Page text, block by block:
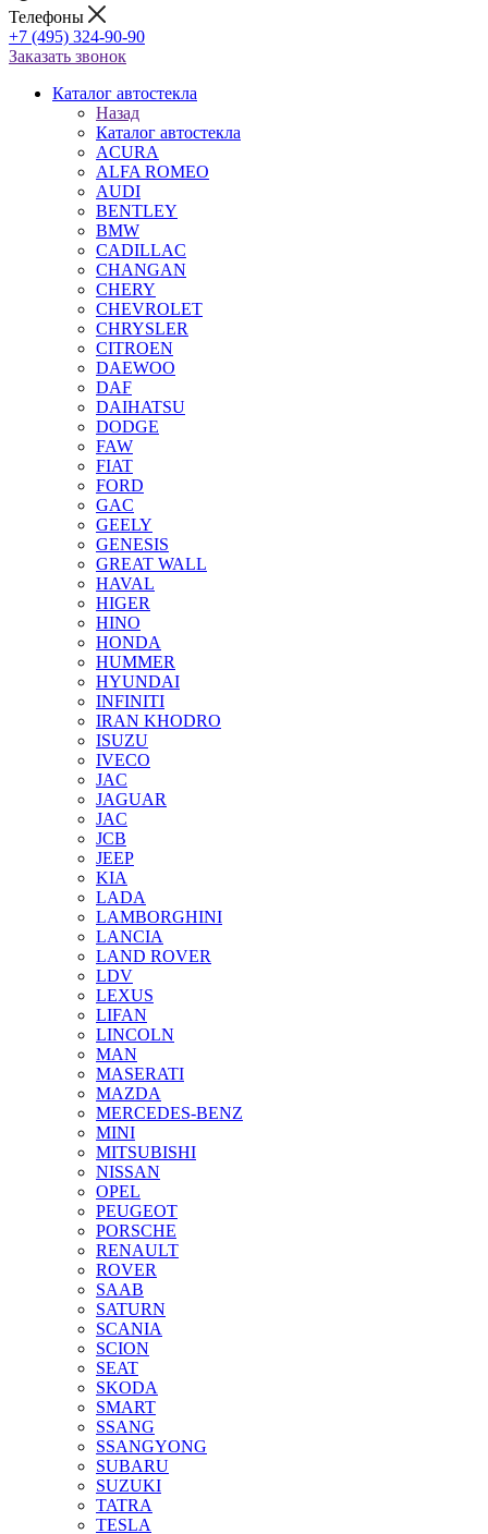
Телефоны
+7 (495) 324-90-90
Заказать звонок
Каталог автостекла
Назад
Каталог автостекла
ACURA
ALFA ROMEO
AUDI
BENTLEY
BMW
CADILLAC
CHANGAN
CHERY
CHEVROLET
CHRYSLER
CITROEN
DAEWOO
DAF
DAIHATSU
DODGE
FAW
FIAT
FORD
GAC
GEELY
GENESIS
GREAT WALL
HAVAL
HIGER
HINO
HONDA
HUMMER
HYUNDAI
INFINITI
IRAN KHODRO
ISUZU
IVECO
JAC
JAGUAR
JAС
JCB
JEEP
KIA
LADA
LAMBORGHINI
LANCIA
LAND ROVER
LDV
LEXUS
LIFAN
LINCOLN
MAN
MASERATI
MAZDA
MERCEDES-BENZ
MINI
MITSUBISHI
NISSAN
OPEL
PEUGEOT
PORSCHE
RENAULT
ROVER
SAAB
SATURN
SCANIA
SCION
SEAT
SKODA
SMART
SSANG
SSANGYONG
SUBARU
SUZUKI
TATRA
TESLA